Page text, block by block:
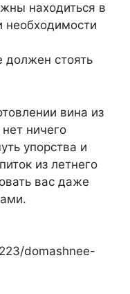
находиться в
необходимости
должен стоять
вина из
ничего
упорства и
из летнего
вас даже
domashnee-